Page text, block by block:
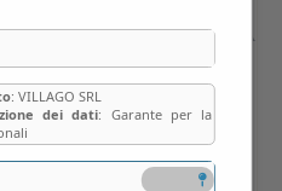
: VILLAGO SRL
dei dati: Garante per la